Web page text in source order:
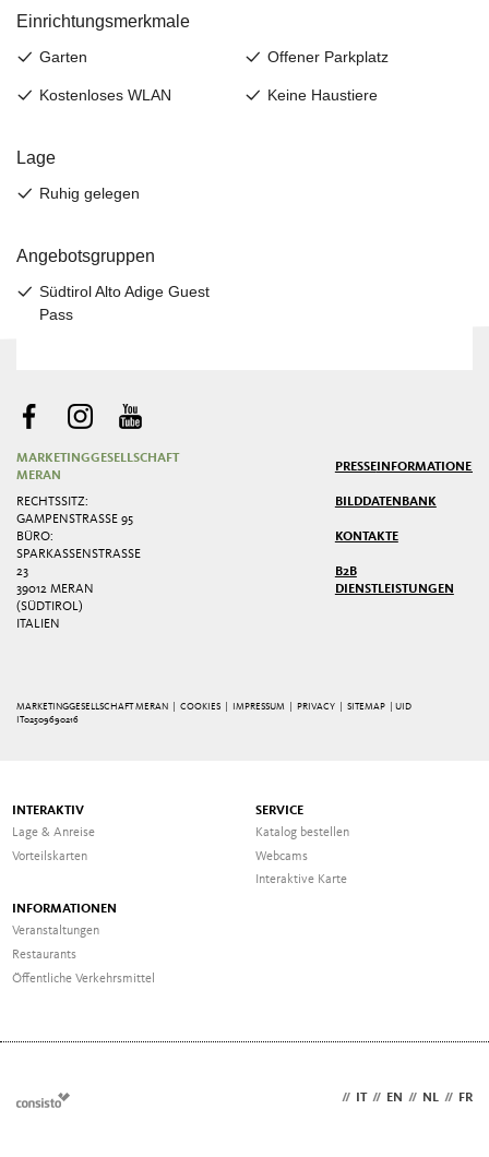
MARKETINGGESELLSCHAFT
MERAN
RECHTSSITZ:
GAMPENSTRASSE 95
BÜRO:
SPARKASSENSTRASSE 2
3
39012 MERAN
(SÜDTIROL)
ITALIEN
PRESSEINFORMATIONEN
BILDDATENBANK
KONTAKTE
B2B
DIENSTLEISTUNGEN
MARKETINGGESELLSCHAFT MERAN | COOKIES IMPRESSUM |PRIVACY |SITEMAP
| UID
IT02509690216
INTERAKTIV
Lage & Anreise
Vorteilskarten
SERVICE
Katalog bestellen
Webcams
Interaktive Karte
INFORMATIONEN
Veranstaltungen
Restaurants
Öffentliche Verkehrsmittel
// IT // EN // NL // FR